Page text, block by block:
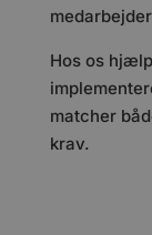
Hos os
matcher
krav.